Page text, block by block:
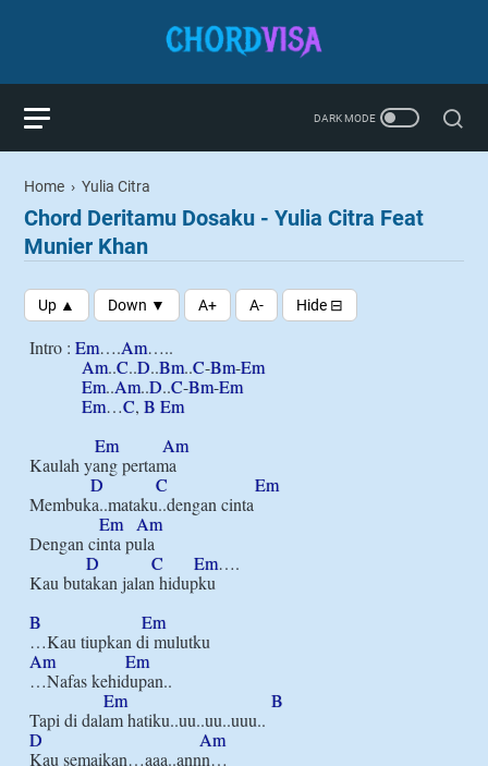
Home › Yulia Citra
Chord Deritamu Dosaku - Yulia Citra Feat
Munier Khan
Intro : Em….Am…..
Am..C..D..Bm..C-Bm-Em
Em..Am..D..C-Bm-Em
Em…C, B Em
Em
Am
Kaulah yang pertama
D
C
Em
Membuka..mataku..dengan cinta
Em
Am
Dengan cinta pula
D
C Em….
Kau butakan jalan hidupku
B
Em
Am
Em
…Nafas kehidupan..
Em
B
D
Am